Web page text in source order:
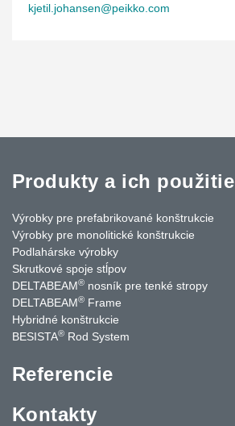
kjetil.johansen@peikko.com
Produkty a ich použitie
Výrobky pre prefabrikované konštrukcie
Výrobky pre monolitické konštrukcie
Podlahárske výrobky
Skrutkové spoje stĺpov
DELTABEAM® nosník pre tenké stropy
DELTABEAM® Frame
Hybridné konštrukcie
BESISTA® Rod System
Referencie
Kontakty